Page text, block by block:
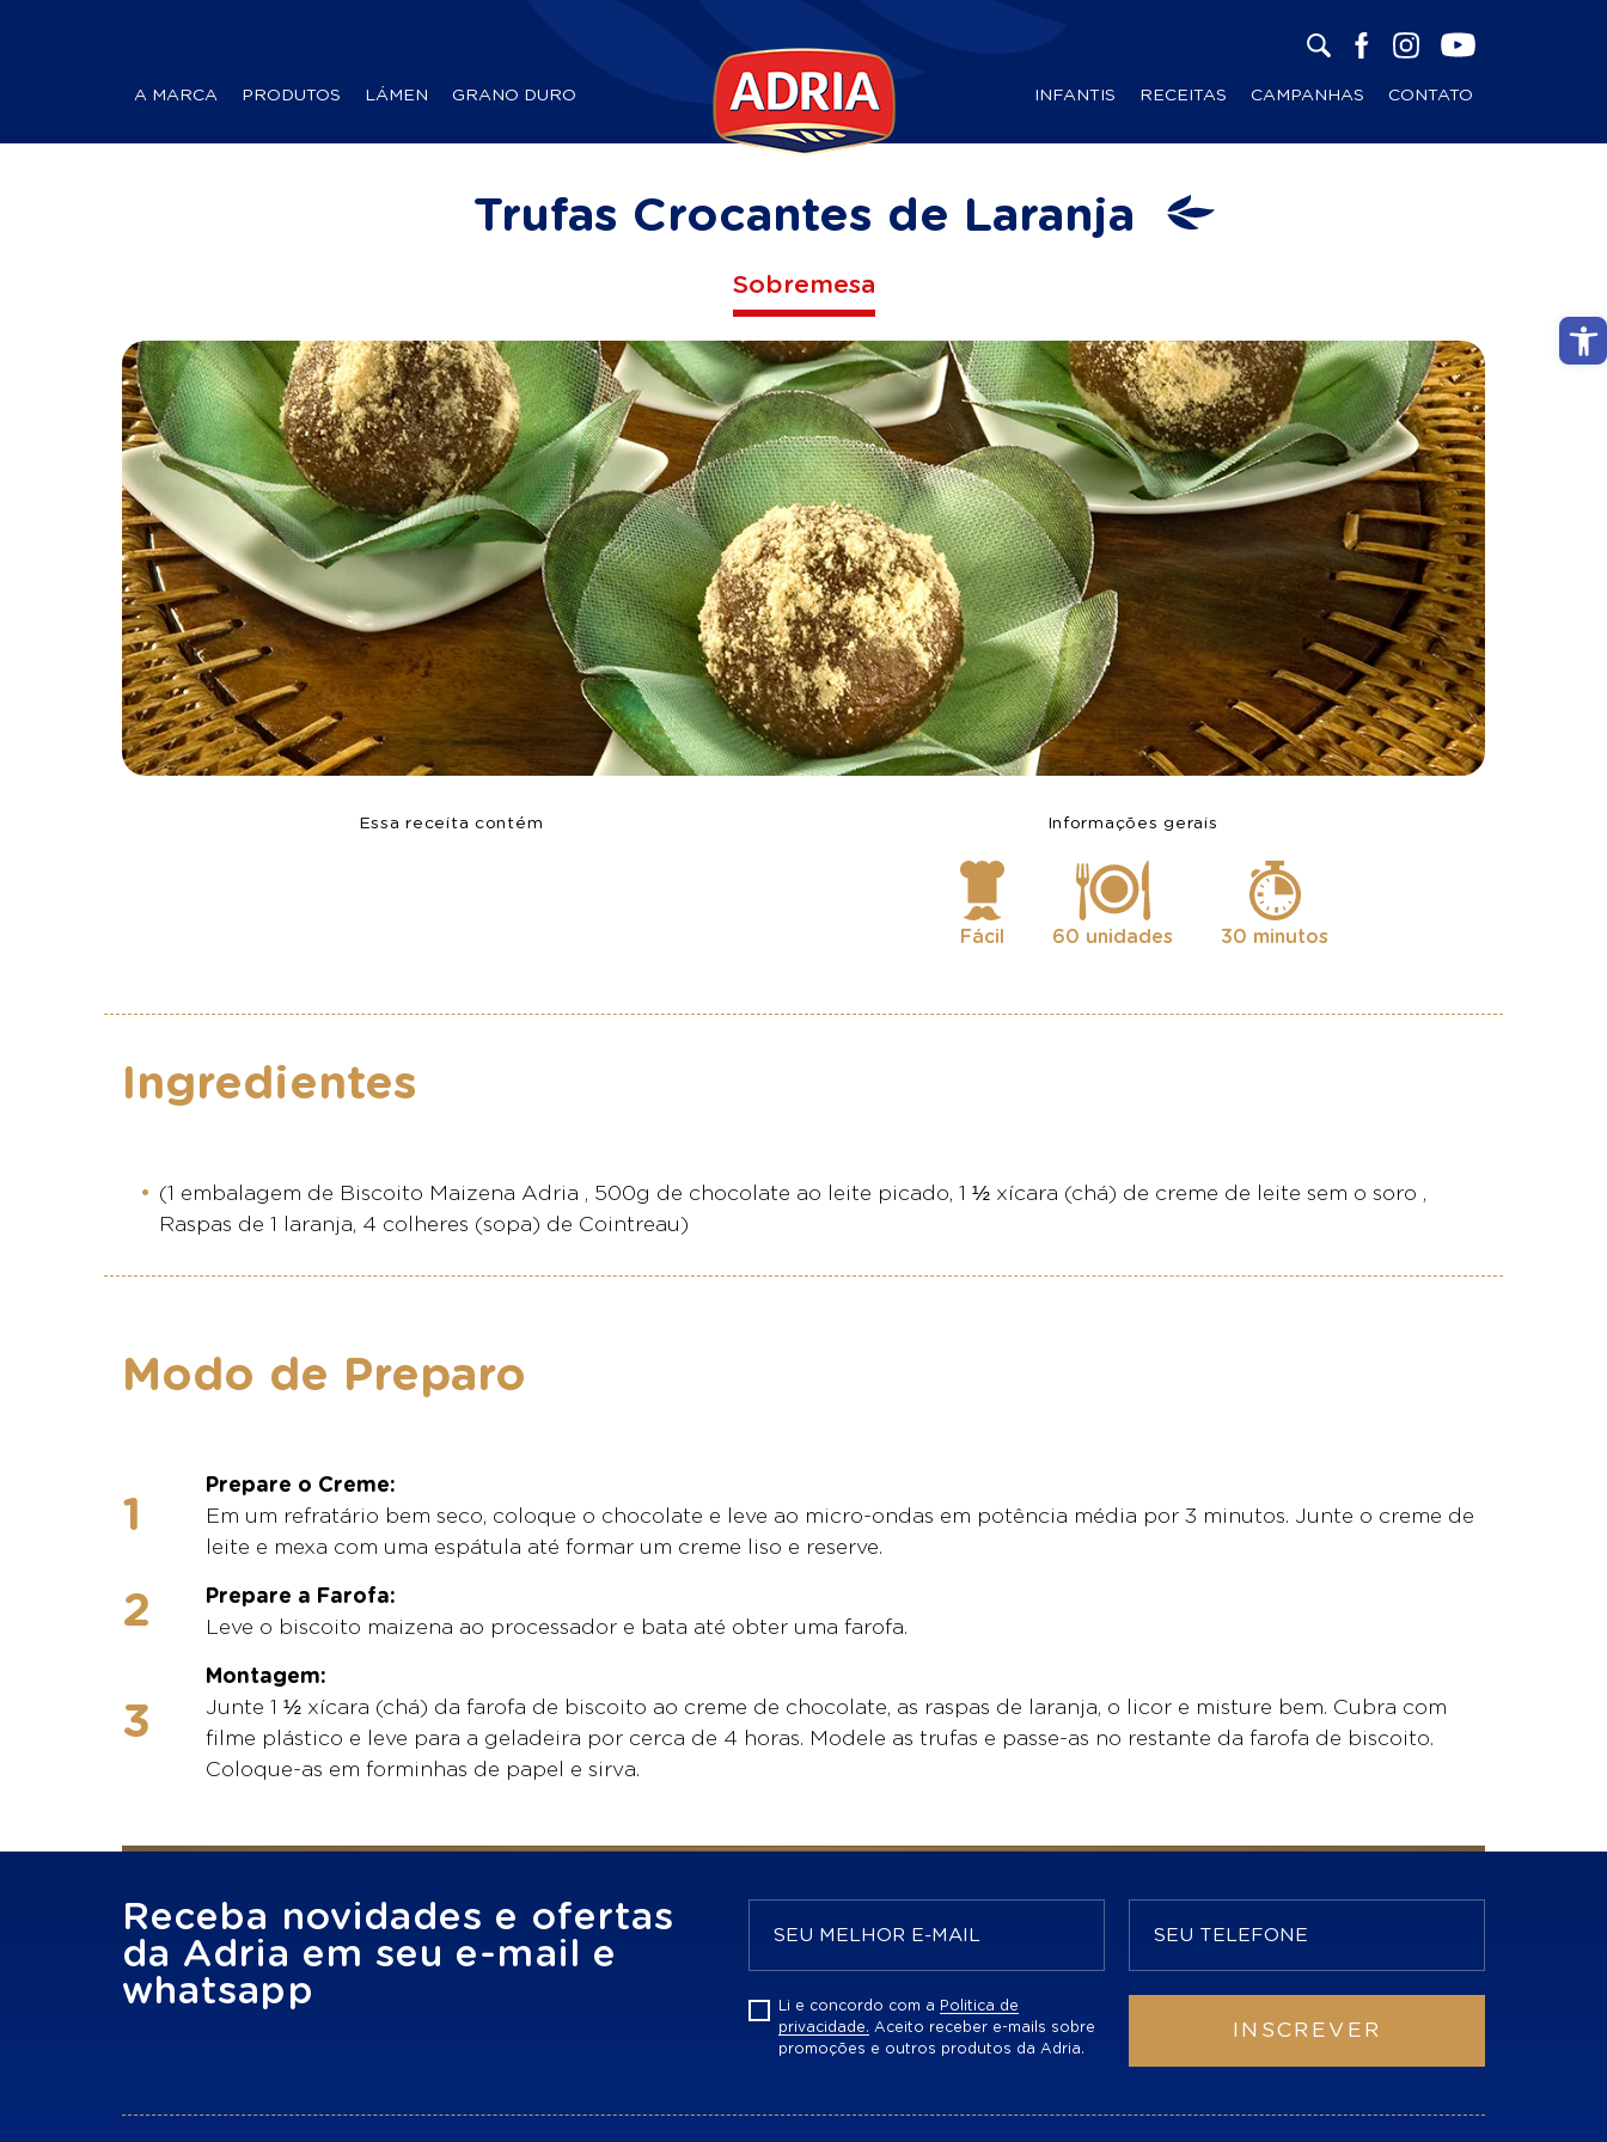
A MARCA PRODUTOS LÁMEN GRANO DURO INFANTIS RECEITAS CAMPANHAS CONTATO
Trufas Crocantes de Laranja
Sobremesa
Essa receita contém Informações gerais
Fácil 60 unidades 30 minutos
Ingredientes
(1 embalagem de Biscoito Maizena Adria , 500g de chocolate ao leite picado, 1 ½ xícara (chá) de creme de leite sem o soro ,
Raspas de 1 laranja, 4 colheres (sopa) de Cointreau)
Modo de Preparo
Prepare o Creme:
Em um refratário bem seco, coloque o chocolate e leve ao micro-ondas em potência média por 3 minutos. Junte o creme de
leite e mexa com uma espátula até formar um creme liso e reserve.
Prepare a Farofa:
Leve o biscoito maizena ao processador e bata até obter uma farofa.
Montagem:
Junte 1 ½ xícara (chá) da farofa de biscoito ao creme de chocolate, as raspas de laranja, o licor e misture bem. Cubra com
filme plástico e leve para a geladeira por cerca de 4 horas. Modele as trufas e passe-as no restante da farofa de biscoito.
Coloque-as em forminhas de papel e sirva.
Receba novidades e ofertas
da Adria em seu e-mail e
whatsapp
Li e concordo com a Politica de
privacidade. Aceito receber e-mails sobre
promoções e outros produtos da Adria.
INSCREVER